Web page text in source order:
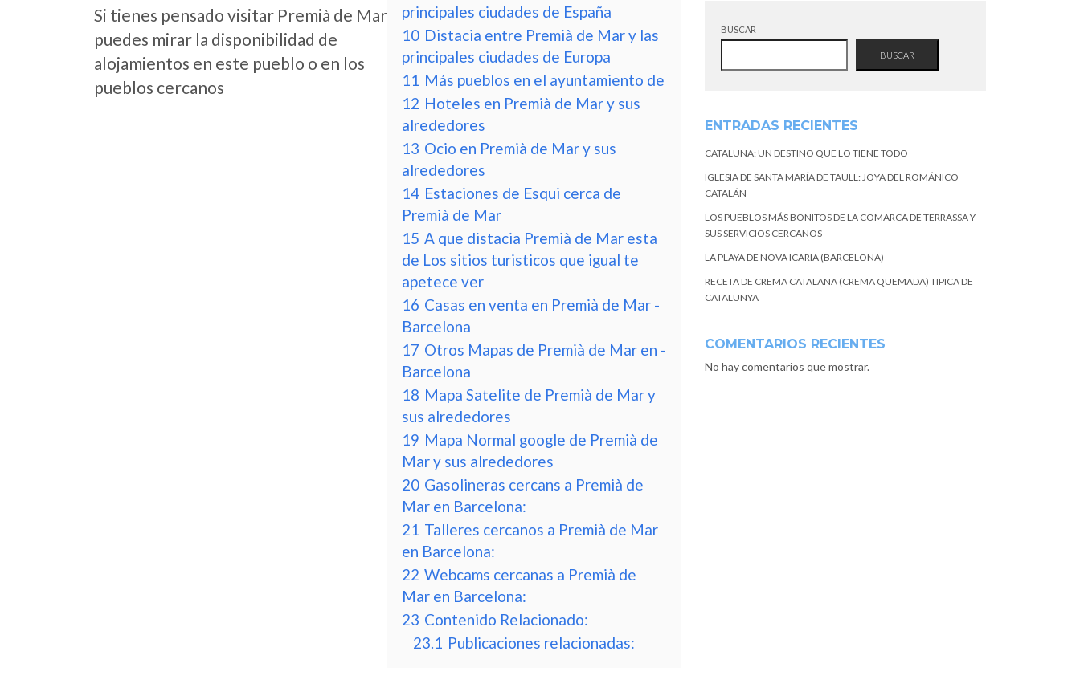
Si tienes pensado visitar Premià de Mar
puedes mirar la disponibilidad de
alojamientos en este pueblo o en los
pueblos cercanos
principales ciudades de España
10 Distacia entre Premià de Mar y las
principales ciudades de Europa
11 Más pueblos en el ayuntamiento de
12 Hoteles en Premià de Mar y sus
alrededores
13 Ocio en Premià de Mar y sus
alrededores
14 Estaciones de Esqui cerca de
Premià de Mar
15 A que distacia Premià de Mar esta
de Los sitios turisticos que igual te
apetece ver
16 Casas en venta en Premià de Mar -
Barcelona
17 Otros Mapas de Premià de Mar en -
Barcelona
18 Mapa Satelite de Premià de Mar y
sus alrededores
19 Mapa Normal google de Premià de
Mar y sus alrededores
20 Gasolineras cercans a Premià de
Mar en Barcelona:
21 Talleres cercanos a Premià de Mar
en Barcelona:
22 Webcams cercanas a Premià de
Mar en Barcelona:
23 Contenido Relacionado:
23.1 Publicaciones relacionadas:
BUSCAR
BUSCAR
ENTRADAS RECIENTES
CATALUÑA: UN DESTINO QUE LO TIENE TODO
IGLESIA DE SANTA MARÍA DE TAÜLL: JOYA DEL ROMÁNICO
CATALÁN
LOS PUEBLOS MÁS BONITOS DE LA COMARCA DE TERRASSA Y
SUS SERVICIOS CERCANOS
LA PLAYA DE NOVA ICARIA (BARCELONA)
RECETA DE CREMA CATALANA (CREMA QUEMADA) TIPICA DE
CATALUNYA
COMENTARIOS RECIENTES
No hay comentarios que mostrar.